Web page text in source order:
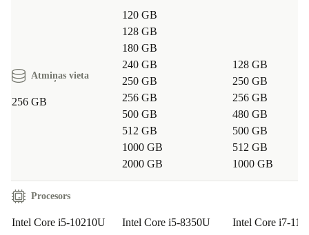
Atmiņas vieta
256 GB
120 GB
128 GB
180 GB
240 GB
250 GB
256 GB
500 GB
512 GB
1000 GB
2000 GB
128 GB
250 GB
256 GB
480 GB
500 GB
512 GB
1000 GB
Procesors
Intel Core i5-10210U
Intel Core i5-8350U
Intel Core i7-